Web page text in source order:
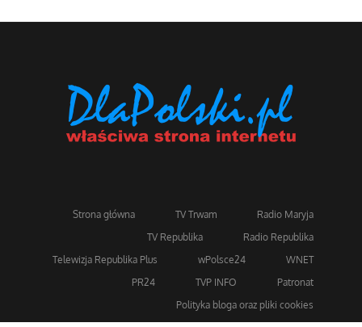
Strona główna TV Trwam
Radio Maryja
TV Republika
Radio Republika
Telewizja Republika Plus
wPolsce24
WNET
PR24
TVP INFO
Patronat
Polityka bloga oraz pliki cookies